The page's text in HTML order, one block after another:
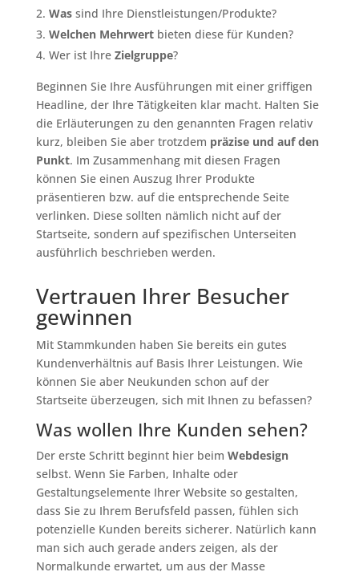
Wassind Ihre Dienstleistungen/Produkte?
Welchen Mehrwertbieten diese für Kunden?
Wer ist Ihre Zielgruppe?
Beginnen Sie Ihre Ausführungen mit einer griffigen
Headline, der Ihre Tätigkeiten klar macht. Halten Sie
die Erläuterungen zu den genannten Fragen relativ
kurz, bleiben Sie aber trotzdem präzise und auf den
Punkt. Im Zusammenhang mit diesen Fragen
können Sie einen Auszug Ihrer Produkte
präsentieren bzw. auf die entsprechende Seite
verlinken. Diese sollten nämlich nicht auf der
Startseite, sondern auf spezifischen Unterseiten
ausführlich beschrieben werden.
Vertrauen Ihrer Besucher
gewinnen
Mit Stammkunden haben Sie bereits ein gutes
Kundenverhältnis auf Basis Ihrer Leistungen. Wie
können Sie aber Neukunden schon auf der
Startseite überzeugen, sich mit Ihnen zu befassen?
Was wollen Ihre Kunden sehen?
Der erste Schritt beginnt hier beim Webdesign
selbst. Wenn Sie Farben, Inhalte oder
Gestaltungselemente Ihrer Website so gestalten,
dass Sie zu Ihrem Berufsfeld passen, fühlen sich
potenzielle Kunden bereits sicherer. Natürlich kann
man sich auch gerade anders zeigen, als der
Normalkunde erwartet, um aus der Masse